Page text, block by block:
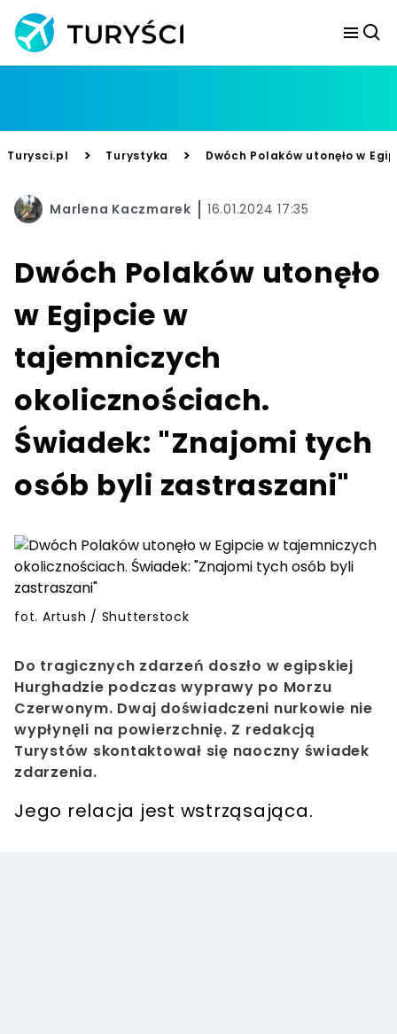
Turysci.pl > Turystyka > Dwóch Polaków utonęło w
Marlena Kaczmarek 16.01.2024 17:35
Dwóch Polaków utonęło
w Egipcie w
tajemniczych
okolicznościach.
Świadek: "Znajomi tych
osób byli zastraszani"
fot. Artush / Shutterstock
Do tragicznych zdarzeń doszło w egipskiej
Hurghadzie podczas wyprawy po Morzu
Czerwonym. Dwaj doświadczeni nurkowie nie
wypłynęli na powierzchnię. Z redakcją
Turystów skontaktował się naoczny świadek
zdarzenia.
Jego relacja jest wstrząsająca.